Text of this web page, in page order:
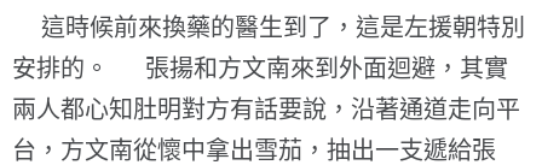
這時候前來換藥的醫生到了，這是左援朝特別
安排的。 張揚和方文南來到外面迴避，其實
兩人都心知肚明對方有話要說，沿著通道走向平
台，方文南從懷中拿出雪茄，抽出一支遞給張